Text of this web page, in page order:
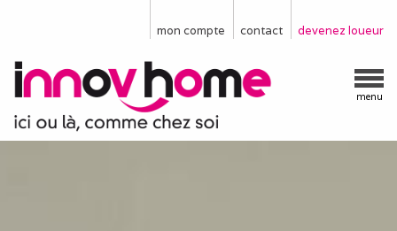
devenez loueur
contact
mon compte
menu